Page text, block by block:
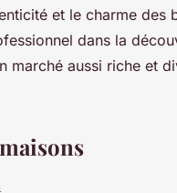
et le charme des
dans la
marché aussi riche et